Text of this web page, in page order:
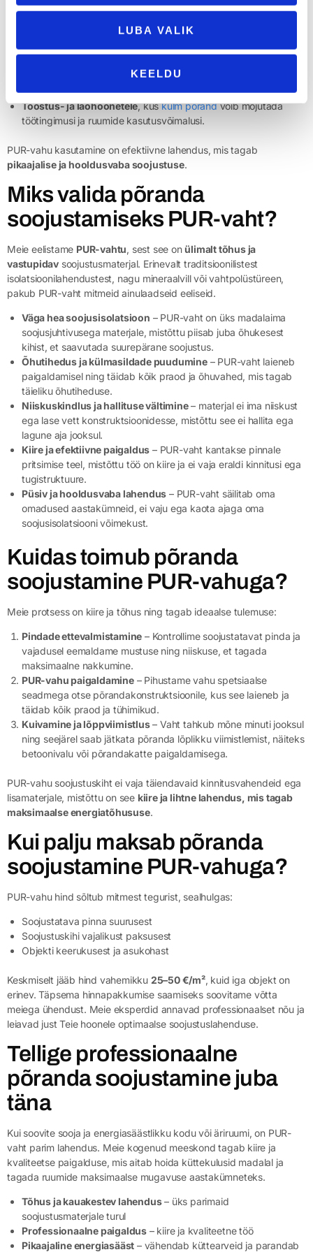
LUBA VALIK
KEELDU
Puitkarkassmajadele, kus korralik soojustus on kriitilise
, kus puudub kaasaegne soojustus ning
esineb külmade põrandate ja kõrgete küttekulude probleem.
Tööstus- ja laohoonetele, kuskülm põrandvõib mõjutada
töötingimusi ja ruumide kasutusvõimalusi.
PUR-vahu kasutamine on efektiivne lahendus, mis tagab
pikaajalise ja hooldusvaba soojustuse.
Miks valida põranda
soojustamiseks PUR-vaht?
Meie eelistame PUR-vahtu, sest see on ülimalt tõhus ja
vastupidav soojustusmaterjal. Erinevalt traditsioonilistest
isolatsioonilahendustest, nagu mineraalvill või vahtpolüstüreen,
pakub PUR-vaht mitmeid ainulaadseid eeliseid.
Väga hea soojusisolatsioon – PUR-vaht on üks madalaima
soojusjuhtivusega materjale, mistõttu piisab juba õhukesest
kihist, et saavutada suurepärane soojustus.
Õhutihedus ja külmasildade puudumine– PUR-vaht laieneb
paigaldamisel ning täidab kõik praod ja õhuvahed, mis tagab
täieliku õhutiheduse.
Niiskuskindlus ja hallituse vältimine– materjal ei ima niiskust
ega lase vett konstruktsioonidesse, mistõttu see ei hallita ega
lagune aja jooksul.
Kiire ja efektiivne paigaldus – PUR-vaht kantakse pinnale
pritsimise teel, mistõttu töö on kiire ja ei vaja eraldi kinnitusi ega
tugistruktuure.
Püsiv ja hooldusvaba lahendus – PUR-vaht säilitab oma
omadused aastakümneid, ei vaju ega kaota ajaga oma
soojusisolatsiooni võimekust.
Kuidas toimub põranda
soojustamine PUR-vahuga?
Meie protsess on kiire ja tõhus ning tagab ideaalse tulemuse:
Pindade ettevalmistamine – Kontrollime soojustatavat pinda ja
vajadusel eemaldame mustuse ning niiskuse, et tagada
maksimaalne nakkumine.
PUR-vahu paigaldamine– Pihustame vahu spetsiaalse
seadmega otse põrandakonstruktsioonile, kus see laieneb ja
täidab kõik praod ja tühimikud.
Kuivamine ja lõppviimistlus– Vaht tahkub mõne minuti jooksul
ning seejärel saab jätkata põranda lõplikku viimistlemist, näiteks
betoonivalu või põrandakatte paigaldamisega.
PUR-vahu soojustuskiht ei vaja täiendavaid kinnitusvahendeid ega
lisamaterjale, mistõttu on see kiire ja lihtne lahendus, mis tagab
maksimaalse energiatõhususe.
Kui palju maksab põranda
soojustamine PUR-vahuga?
PUR-vahu hind sõltub mitmest tegurist, sealhulgas:
Soojustatava pinna suurusest
Soojustuskihi vajalikust paksusest
Objekti keerukusest ja asukohast
Keskmiselt jääb hind vahemikku 25–50 €/m², kuid iga objekt on
erinev. Täpsema hinnapakkumise saamiseks soovitame võtta
meiega ühendust. Meie eksperdid annavad professionaalset nõu ja
leiavad just Teie hoonele optimaalse soojustuslahenduse.
Tellige professionaalne
põranda soojustamine juba
täna
Kui soovite sooja ja energiasäästlikku kodu või äriruumi, on PUR-
vaht parim lahendus. Meie kogenud meeskond tagab kiire ja
kvaliteetse paigalduse, mis aitab hoida küttekulusid madalal ja
tagada ruumide maksimaalse mugavuse aastakümneteks.
Tõhus ja kauakestev lahendus– üks parimaid
soojustusmaterjale turul
Professionaalne paigaldus – kiire ja kvaliteetne töö
Pikaajaline energiasääst – vähendab küttearveid ja parandab